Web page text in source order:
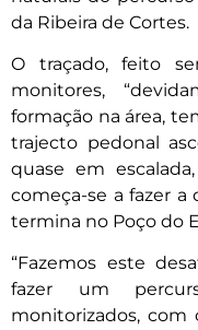
da Ribeira de Cortes.
O traçado, feito
monitores,
formação na área,
trajecto pedonal
quase em
começa-se a fazer
termina no Poço do
“Fazemos este
fazer um
monitorizados, com